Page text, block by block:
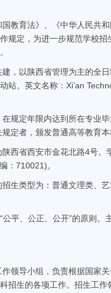
育法》、《中华人民共和
规定，为进一步规范学校
以陕西省管理为主的全日
站。英文名称：Xi’an
定年限内达到所在专业毕
定者，颁发普通高等教育
省西安市金花北路4号。
：710021)。
类型为：普通文理类、艺
、公正、公开”的原则。
导小组，负责根据国家关
招生的各项工作。招生工